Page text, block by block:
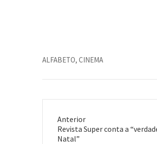
ALFABETO, CINEMA
Anterior
Post
anterior:
Revista Super conta a
Natal”